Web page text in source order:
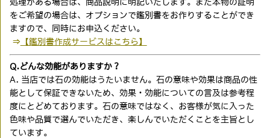
処理がある場合は、商品説明に明記いたします。また本物の証明
をご希望の場合は、オプションで鑑別書をお作りすることができ
ますので、同時にお申込ください。
⇒ 【鑑別書作成サービスはこちら】
Q.どんな効能がありますか？
A. 当店では石の効能はうたいません。石の意味や効果は商品の性
能として保証できないため、効果・効能についての言及は参考程
度にとどめております。石の意味ではなく、お客様が気に入った
色味や品質で選んでいただき、楽しんでいただくことを主旨とし
ています。